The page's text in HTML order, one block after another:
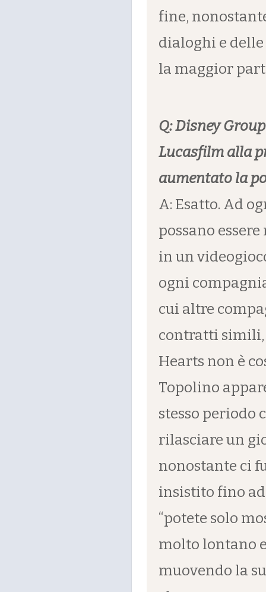
fine,
dialoghi e
la maggior
Q: Disney
Lucasfilm alla
aumentato la
A: Esatto. Ad
possano
in un
ogni
cui altre
contratti
Hearts non è
Topolino
stesso periodo
rilasciare un
nonostante ci
insistito fino
“potete solo
molto lontano
muovendo la